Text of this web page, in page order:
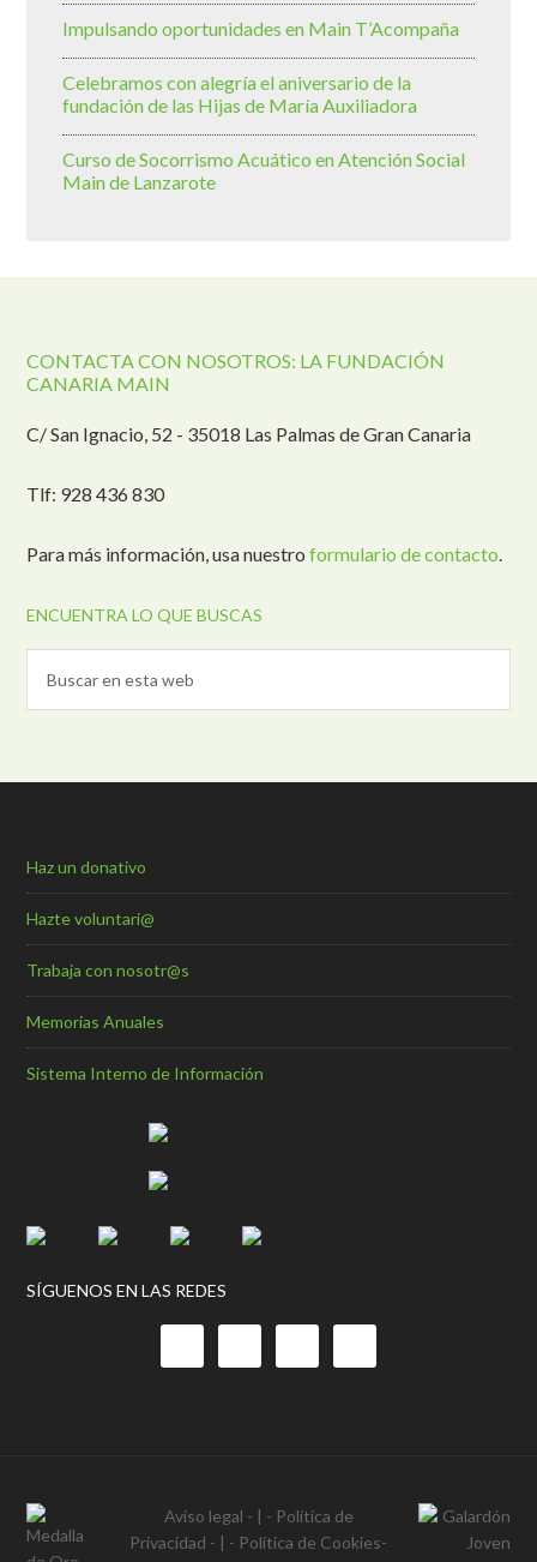
Impulsando oportunidades en Main T’Acompaña
Celebramos con alegría el aniversario de la
fundación de las Hijas de María Auxiliadora
Curso de Socorrismo Acuático en Atención Social
Main de Lanzarote
CONTACTA CON NOSOTROS: LA FUNDACIÓN
CANARIA MAIN
C/ San Ignacio, 52 - 35018 Las Palmas de Gran Canaria
Tlf: 928 436 830
Para más información, usa nuestroformulario de contacto.
ENCUENTRA LO QUE BUSCAS
Haz un donativo
Hazte voluntari@
Trabaja con nosotr@s
Memorias Anuales
Sistema Interno de Información
SÍGUENOS EN LAS REDES
Aviso legal - | - Política de
Privacidad - | - Política de Cookies-